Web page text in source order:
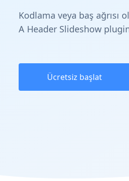
Kodlama veya baş ağrısı
A Header Slideshow
Ücretsiz başlat